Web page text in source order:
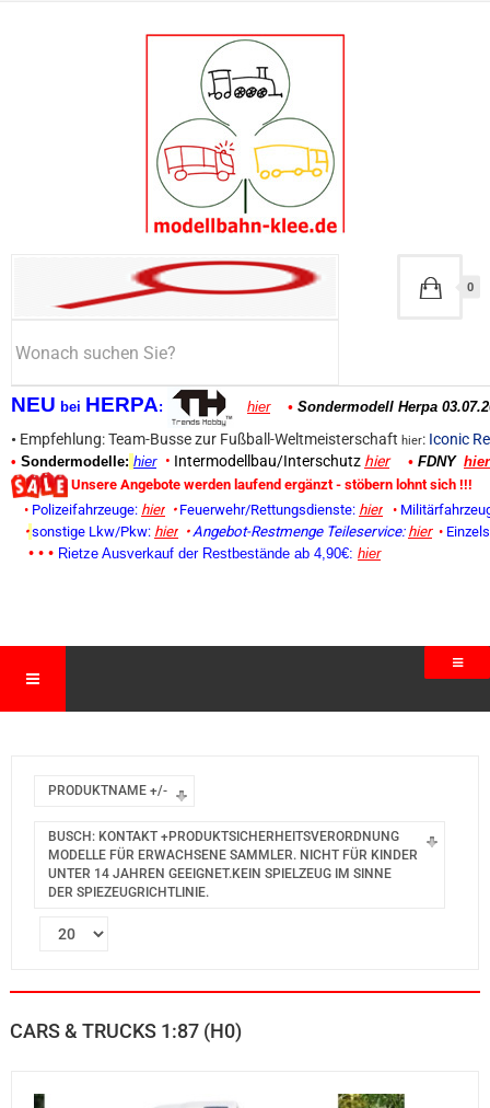
NEU bei HERPA: hier • Sondermodell Herpa
• Empfehlung: Team-Busse zur Fußball-Weltmeisterschaft hier: Iconic
• Sondermodelle: hier • Intermodellbau/Interschutz hier • FDNY hier
Unsere Angebote werden laufend ergänzt - stöbern lohnt sich !!!
• Polizeifahrzeuge: hier • Feuerwehr/Rettungsdienste: hier •
• sonstige Lkw/Pkw: hier • Angebot-Restmenge Teileservice: hier •
• • • Rietze Ausverkauf der Restbestände ab 4,90€: hier
0
PRODUKTNAME +/-
BUSCH: KONTAKT +PRODUKTSICHERHEITSVERORDNUNG
MODELLE FÜR ERWACHSENE SAMMLER. NICHT FÜR KINDER
UNTER 14 JAHREN GEEIGNET.KEIN SPIELZEUG IM SINNE
DER SPIEZEUGRICHTLINIE.
CARS & TRUCKS 1:87 (H0)